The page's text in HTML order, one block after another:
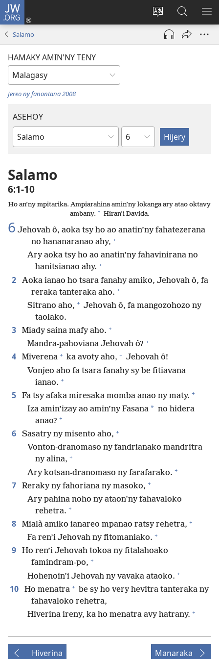
JW.ORG
Hiova
fiteny
Hiditra
(manokatra
rohy)
ato
Amin’ny
Salamo
HAMAKY AMIN'NY TENY
Jereo ny fanontana 2008
ASEHOY
Boky
Amin’ny
Baiboly
Toko
Salamo
6:1-10
Ho an’ny mpitarika. Ampiarahina amin’ny lokanga ary atao oktavy
ambany. + Hiran’i Davida.
6 Jehovah ô, aoka tsy ho ao anatin’ny fahatezerana
no hananaranao ahy, +
Ary aoka tsy ho ao anatin’ny fahavinirana no
hanitsianao ahy. +
2
Aoka ianao ho tsara fanahy amiko, Jehovah ô, fa
reraka tanteraka aho. +
Sitrano aho, + Jehovah ô, fa mangozohozo ny
taolako.
3 Miady saina mafy aho. +
Mandra-pahoviana Jehovah ô? +
4 Miverena + ka avoty aho, + Jehovah ô!
Vonjeo aho fa tsara fanahy sy be fitiavana
ianao. +
5 Fa tsy afaka miresaka momba anao ny maty. +
Iza amin’izay ao amin’ny Fasana * no hidera
anao? +
6 Sasatry ny misento aho, +
Vonton-dranomaso ny fandrianako mandritra
ny alina, +
Ary kotsan-dranomaso ny farafarako. +
7 Reraky ny fahoriana ny masoko, +
Ary pahina noho ny ataon’ny fahavaloko
rehetra. +
8 Mialà amiko ianareo mpanao ratsy rehetra, +
Fa ren’i Jehovah ny fitomaniako. +
9
Ho ren’i Jehovah tokoa ny fitalahoako
famindram-po, +
Hohenoin’i Jehovah ny vavaka ataoko. +
10 Ho menatra + be sy ho very hevitra tanteraka ny
fahavaloko rehetra,
Hiverina ireny, ka ho menatra avy hatrany. +
Hiverina Manaraka